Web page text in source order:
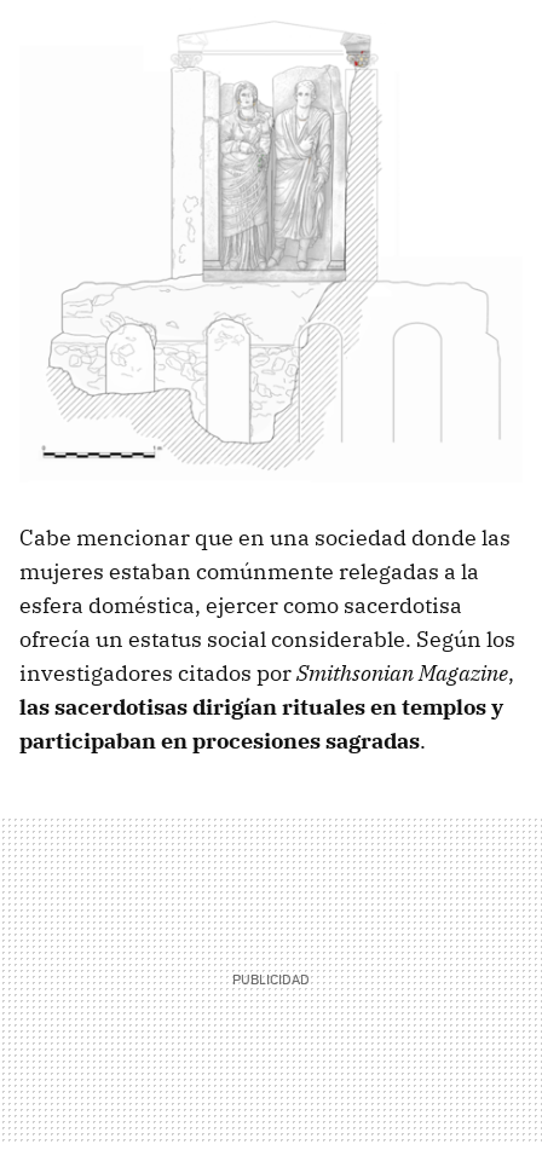
Cabe mencionar que en una sociedad donde las
mujeres estaban comúnmente relegadas a la
esfera doméstica, ejercer como sacerdotisa
ofrecía un estatus social considerable. Según los
investigadores citados porSmithsonian Magazine,
las sacerdotisas dirigían rituales en templos y
participaban en procesiones sagradas.